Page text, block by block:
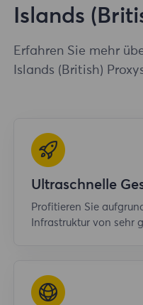
Islands
Erfahren Sie mehr
Islands (British)
Ultraschnelle
Profitieren Sie
Infrastruktur von sehr